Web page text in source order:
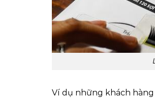
Ví dụ những khách